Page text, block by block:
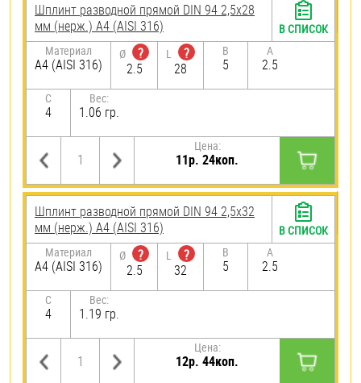
Шплинт разводной прямой DIN 94 2,5х28
мм (нерж.) A4 (AISI 316)
Материал
A4 (AISI 316)
Ø
?
2.5
L
?
28
B
5
A
2.5
C
4
Вес:
1.06 гр.
Цена:
11р. 24коп.
В СПИСОК
Шплинт разводной прямой DIN 94 2,5х32
мм (нерж.) A4 (AISI 316)
Материал
A4 (AISI 316)
Ø
?
2.5
L
?
32
B
5
A
2.5
C
4
Вес:
1.19 гр.
Цена:
12р. 44коп.
В СПИСОК